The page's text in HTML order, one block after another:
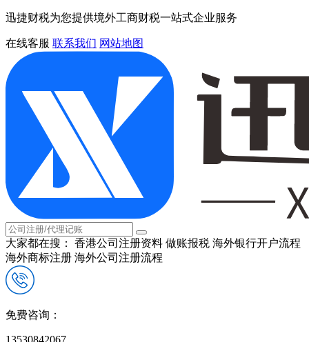
迅捷财税为您提供境外工商财税一站式企业服务
在线客服 联系我们 网站地图
大家都在搜： 香港公司注册资料 做账报税 海外银行开户流程
海外商标注册 海外公司注册流程
免费咨询：
13530842067